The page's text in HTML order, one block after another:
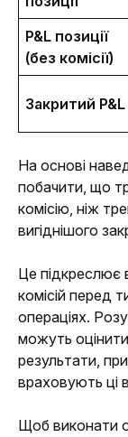
P&L позиції
(без комісії)
Закритий P&L
На основі
побачити, що
комісію, ніж
вигіднішого
Це підкреслює
комісій перед
операціях.
можуть оцінити
результати,
враховують ці
Щоб виконати